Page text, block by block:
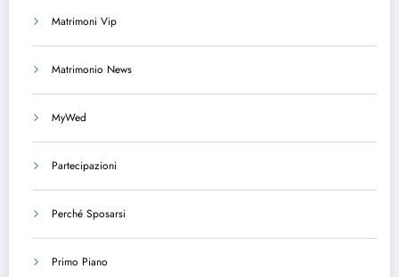
Matrimoni Vip
Matrimonio News
MyWed
Partecipazioni
Perché Sposarsi
Primo Piano